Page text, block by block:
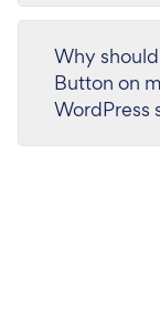
Why
Button on
WordPress